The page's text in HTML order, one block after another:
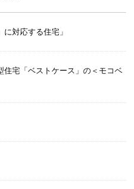
対応する住宅」
宅「ベストケース」の＜モコベ